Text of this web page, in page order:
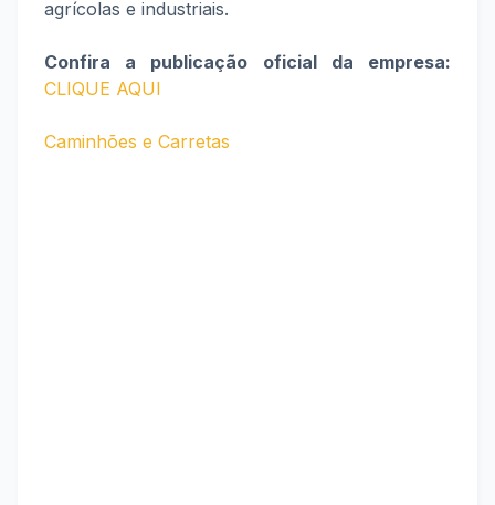
agrícolas e industriais.
Confira a publicação oficial da empresa:
CLIQUE AQUI
Caminhões e Carretas